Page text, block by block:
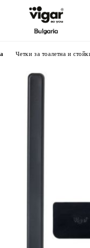
Четки за тоалетна и